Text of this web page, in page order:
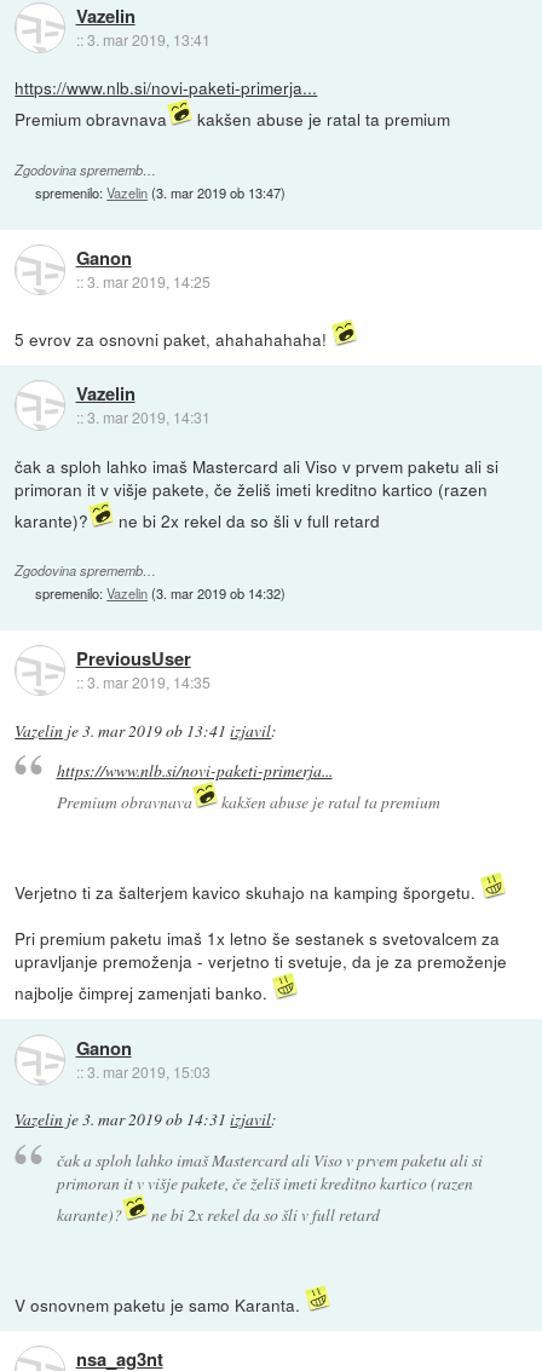
Vazelin
::3. mar 2019, 13:41
https://www.nlb.si/novi-paketi-primerja...
Premium obravnava
kakšen abuse je ratal ta premium
Zgodovina sprememb…
spremenilo:Vazelin(3. mar 2019 ob 13:47)
Ganon
::3. mar 2019, 14:25
5 evrov za osnovni paket, ahahahahaha!
Vazelin
::3. mar 2019, 14:31
čak a sploh lahko imaš Mastercard ali Viso v prvem paketu ali si
primoran it v višje pakete, če želiš imeti kreditno kartico (razen
karante)?
ne bi 2x rekel da so šli v full retard
Zgodovina sprememb…
spremenilo:Vazelin(3. mar 2019 ob 14:32)
PreviousUser
::3. mar 2019, 14:35
Vazelin je3. mar 2019 ob 13:41 izjavil:
https://www.nlb.si/novi-paketi-primerja...
Premium obravnava
kakšen abuse je ratal ta premium
Verjetno ti za šalterjem kavico skuhajo na kamping šporgetu.
Pri premium paketu imaš 1x letno še sestanek s svetovalcem za
upravljanje premoženja - verjetno ti svetuje, da je za premoženje
najbolje čimprej zamenjati banko.
Ganon
::3. mar 2019, 15:03
Vazelin je3. mar 2019 ob 14:31 izjavil:
čak a sploh lahko imaš Mastercard ali Viso v prvem paketu ali si
primoran it v višje pakete, če želiš imeti kreditno kartico (razen
karante)?
ne bi 2x rekel da so šli v full retard
V osnovnem paketu je samo Karanta.
nsa_ag3nt